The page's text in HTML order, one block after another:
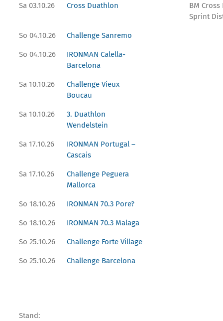
Sa 03.10.26 Cross Duathlon
BM
Sprint
So 04.10.26 Challenge Sanremo
So 04.10.26
IRONMAN Calella-
Barcelona
Sa 10.10.26
Challenge Vieux
Boucau
Sa 10.10.26
3. Duathlon
Wendelstein
Sa 17.10.26
IRONMAN Portugal –
Cascais
Sa 17.10.26
Challenge Peguera
Mallorca
So 18.10.26 IRONMAN 70.3 Pore?
So 18.10.26 IRONMAN 70.3 Malaga
So 25.10.26 Challenge Forte Village
So 25.10.26 Challenge Barcelona
Stand: